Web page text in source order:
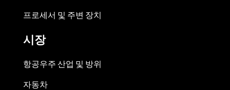
프로세서 및 주변 장치
시장
항공우주 산업 및 방위
자동차